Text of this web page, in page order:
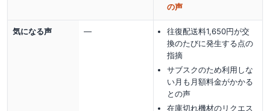
の声
気になる声 —
往復配送料1,650円が交
換のたびに発生する点の
指摘
サブスクのため利用しな
い月も月額料金がかかる
との声
在庫切れ機材のリクエス